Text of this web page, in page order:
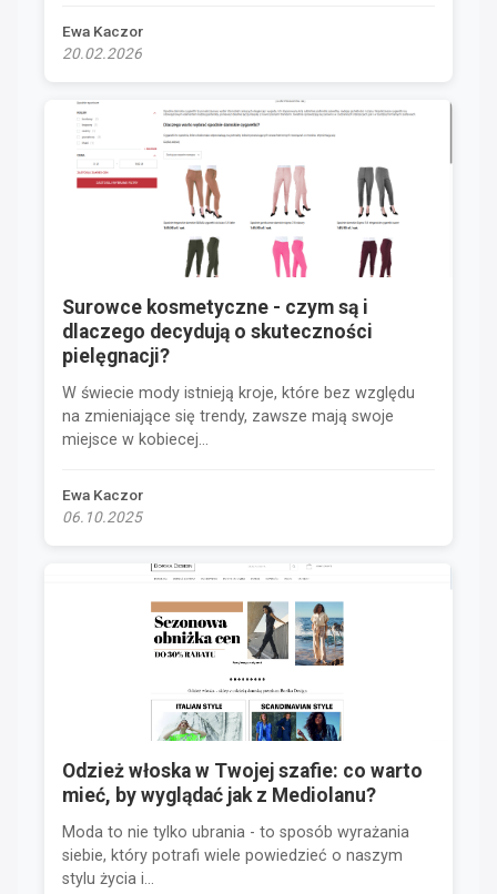
Ewa Kaczor
20.02.2026
Surowce kosmetyczne - czym są i
dlaczego decydują o skuteczności
pielęgnacji?
W świecie mody istnieją kroje, które bez względu
na zmieniające się trendy, zawsze mają swoje
miejsce w kobiecej...
Ewa Kaczor
06.10.2025
Odzież włoska w Twojej szafie: co warto
mieć, by wyglądać jak z Mediolanu?
Moda to nie tylko ubrania - to sposób wyrażania
siebie, który potrafi wiele powiedzieć o naszym
stylu życia i...